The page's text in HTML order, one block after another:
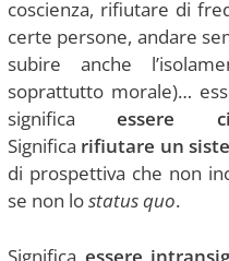
coscienza, rifiutare di
certe persone, andare
subire anche
soprattutto morale)…
significa essere
Significa rifiutare un
di prospettiva che non
se non lostatus quo.
Significa essere